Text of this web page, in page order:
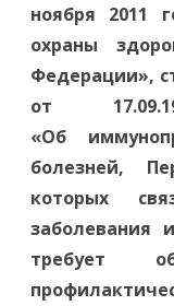
ноября 2011
охраны
Федерации»,
от
«Об
болезней,
которых
заболевания
требует